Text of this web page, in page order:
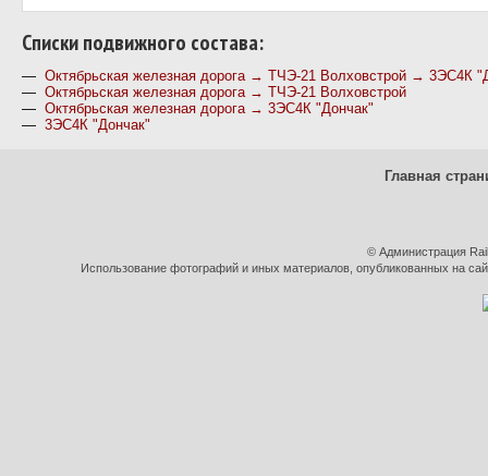
Cписки подвижного состава:
— Октябрьская железная дорога → ТЧЭ-21 Волховстрой → 3ЭС4К
— Октябрьская железная дорога → ТЧЭ-21 Волховстрой
— Октябрьская железная дорога → 3ЭС4К "Дончак"
— 3ЭС4К "Дончак"
Главная
© Администрация
Использование фотографий и иных материалов, опубликованных на